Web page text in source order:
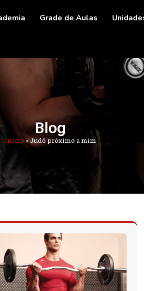
Grade de Aulas
Blog
Início »Judô próximo a mim